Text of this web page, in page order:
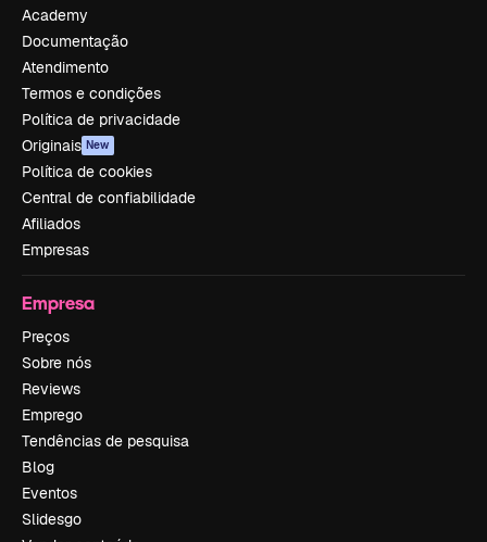
Academy
Documentação
Atendimento
Termos e condições
Política de privacidade
Originais New
Política de cookies
Central de confiabilidade
Afiliados
Empresas
Empresa
Preços
Sobre nós
Reviews
Emprego
Tendências de pesquisa
Blog
Eventos
Slidesgo